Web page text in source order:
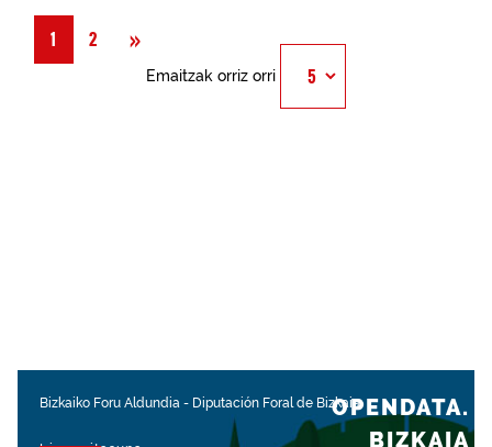
1 2 »
Emaitzak orriz orri
Bizkaiko Foru Aldundia - Diputación Foral de BizkaiaOPENDATA.
BIZKAIA